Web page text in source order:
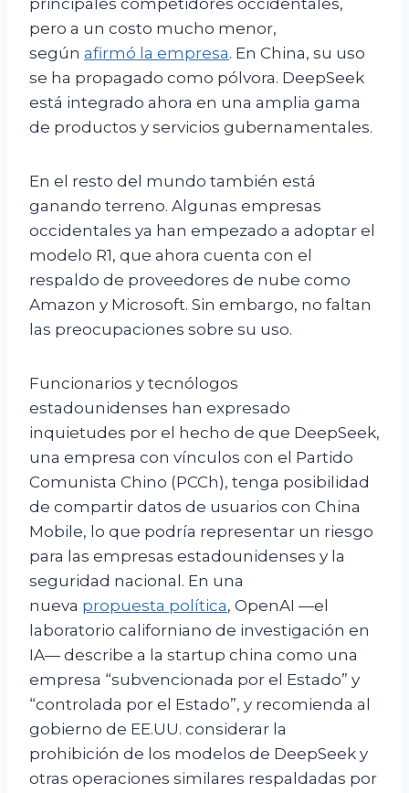
principales competidores occidentales,
pero a un costo mucho menor,
según afirmó la empresa. En China, su uso
se ha propagado como pólvora. DeepSeek
está integrado ahora en una amplia gama
de productos y servicios gubernamentales.
En el resto del mundo también está
ganando terreno. Algunas empresas
occidentales ya han empezado a adoptar el
modelo R1, que ahora cuenta con el
respaldo de proveedores de nube como
Amazon y Microsoft. Sin embargo, no faltan
las preocupaciones sobre su uso.
Funcionarios y tecnólogos
estadounidenses han expresado
inquietudes por el hecho de que DeepSeek,
una empresa con vínculos con el Partido
Comunista Chino (PCCh), tenga posibilidad
de compartir datos de usuarios con China
Mobile, lo que podría representar un riesgo
para las empresas estadounidenses y la
seguridad nacional. En una
nueva propuesta política, OpenAI —el
laboratorio californiano de investigación en
IA— describe a la startup china como una
empresa “subvencionada por el Estado” y
“controlada por el Estado”, y recomienda al
gobierno de EE.UU. considerar la
prohibición de los modelos de DeepSeek y
otras operaciones similares respaldadas por